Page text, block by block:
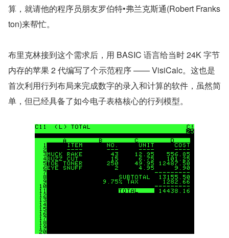
算，就请他的程序员朋友罗伯特•弗兰克斯通(Robert Franks
ton)来帮忙。
布里克林接到这个需求后，用 BASIC 语言给当时 24K 字节
内存的苹果 2 代编写了个示范程序 —— VisiCalc。这也是
首次利用行列布局来完成数字的录入和计算的软件，虽然简
单，但已经具备了如今电子表格核心的行列模型。